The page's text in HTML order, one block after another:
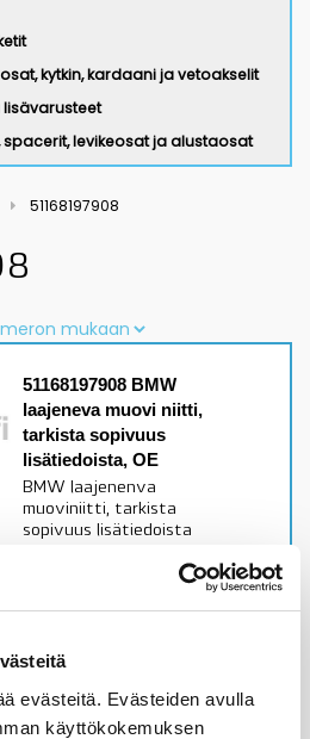
evästeitä. Evästeiden avulla
käyttökokemuksen
kytkin, kardaani ja vetoakselit
lisävarusteet
spacerit, levikeosat ja alustaosat
51168197908
51168197908 BMW
laajeneva muovi niitti,
tarkista sopivuus
lisätiedoista, OE
BMW laajenenva
muoviniitti, tarkista
sopivuus lisätiedoista
Alkuperäinen BMW osa
Varastossa,
Lisää ostoskoriin